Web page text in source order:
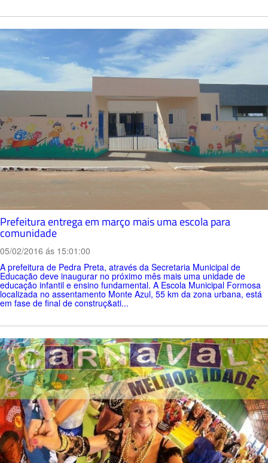
Prefeitura entrega em março mais uma escola para
comunidade
05/02/2016 ás 15:01:00
A prefeitura de Pedra Preta, através da Secretaria Municipal de
Educação deve inaugurar no próximo mês mais uma unidade de
educação infantil e ensino fundamental. A Escola Municipal Formosa
localizada no assentamento Monte Azul, 55 km da zona urbana, está
em fase de final de construç&ati...